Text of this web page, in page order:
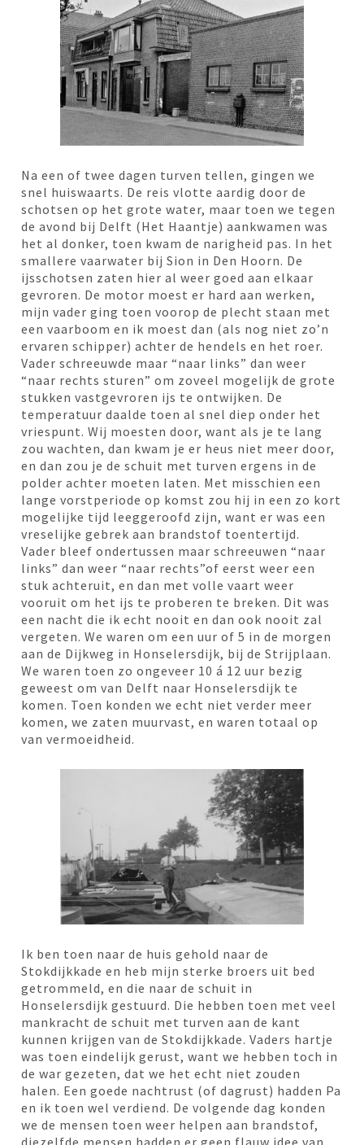
Na een of twee dagen turven tellen, gingen we
snel huiswaarts. De reis vlotte aardig door de
schotsen op het grote water, maar toen we tegen
de avond bij Delft (Het Haantje) aankwamen was
het al donker, toen kwam de narigheid pas. In het
smallere vaarwater bij Sion in Den Hoorn. De
ijsschotsen zaten hier al weer goed aan elkaar
gevroren. De motor moest er hard aan werken,
mijn vader ging toen voorop de plecht staan met
een vaarboom en ik moest dan (als nog niet zo’n
ervaren schipper) achter de hendels en het roer.
Vader schreeuwde maar “naar links” dan weer
“naar rechts sturen” om zoveel mogelijk de grote
stukken vastgevroren ijs te ontwijken. De
temperatuur daalde toen al snel diep onder het
vriespunt. Wij moesten door, want als je te lang
zou wachten, dan kwam je er heus niet meer door,
en dan zou je de schuit met turven ergens in de
polder achter moeten laten. Met misschien een
lange vorstperiode op komst zou hij in een zo kort
mogelijke tijd leeggeroofd zijn, want er was een
vreselijke gebrek aan brandstof toentertijd.
Vader bleef ondertussen maar schreeuwen “naar
links” dan weer “naar rechts”of eerst weer een
stuk achteruit, en dan met volle vaart weer
vooruit om het ijs te proberen te breken. Dit was
een nacht die ik echt nooit en dan ook nooit zal
vergeten. We waren om een uur of 5 in de morgen
aan de Dijkweg in Honselersdijk, bij de Strijplaan.
We waren toen zo ongeveer 10 á 12 uur bezig
geweest om van Delft naar Honselersdijk te
komen. Toen konden we echt niet verder meer
komen, we zaten muurvast, en waren totaal op
van vermoeidheid.
Ik ben toen naar de huis gehold naar de
Stokdijkkade en heb mijn sterke broers uit bed
getrommeld, en die naar de schuit in
Honselersdijk gestuurd. Die hebben toen met veel
mankracht de schuit met turven aan de kant
kunnen krijgen van de Stokdijkkade. Vaders hartje
was toen eindelijk gerust, want we hebben toch in
de war gezeten, dat we het echt niet zouden
halen. Een goede nachtrust (of dagrust) hadden Pa
en ik toen wel verdiend. De volgende dag konden
we de mensen toen weer helpen aan brandstof,
diezelfde mensen hadden er geen flauw idee van